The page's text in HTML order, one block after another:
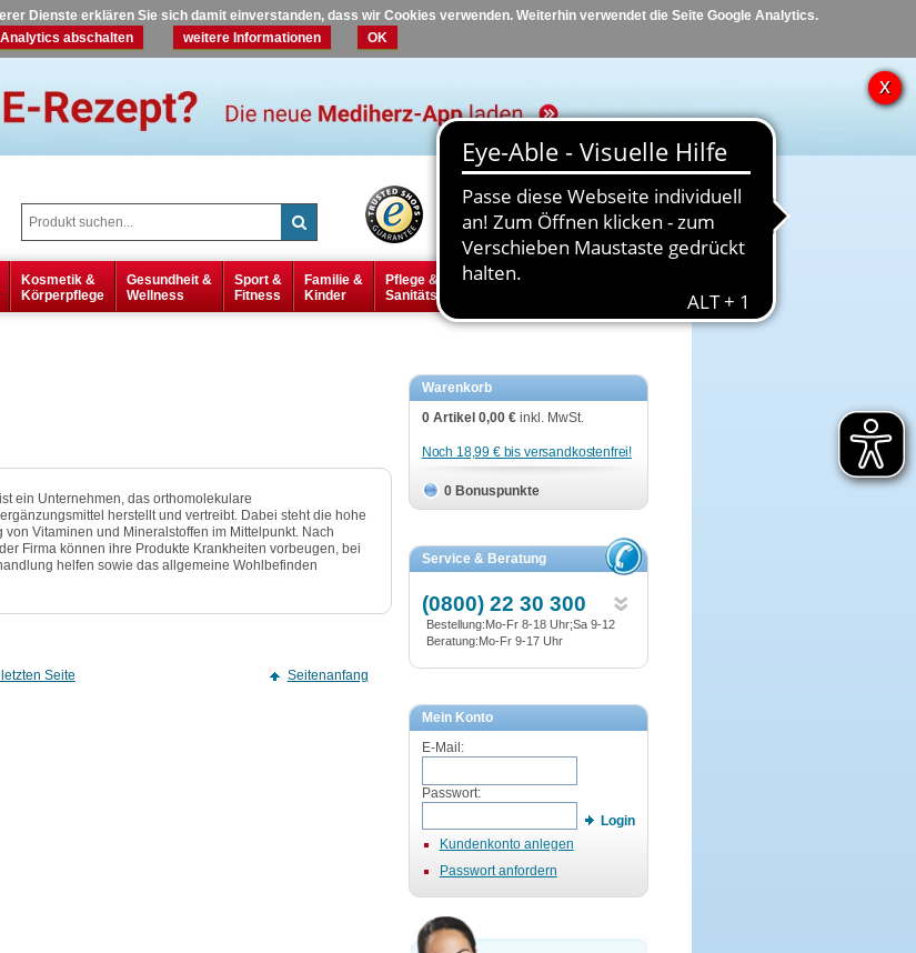
Dienste erklären Sie sich damit einverstanden, dass wir Cookies verwenden. Weiterhin verwendet die Seite Google Analytics.
abschalten
weitere Informationen OK
Hilfe Kontakt
Kosmetik &
Körperpflege
Gesundheit &
Wellness
Sport &
Fitness
Familie &
Kinder
Pflege &
Sanitätsbedarf
Diabetes
ein Unternehmen, das orthomolekulare
herstellt und vertreibt. Dabei steht die hohe
von Vitaminen und Mineralstoffen im Mittelpunkt. Nach
Firma können ihre Produkte Krankheiten vorbeugen, bei
helfen sowie das allgemeine Wohlbefinden
Seite Seitenanfang
Warenkorb
0 Artikel 0,00 € inkl. MwSt.
Noch 18,99 € bis versandkostenfrei!
0 Bonuspunkte
Service & Beratung
(0800) 22 30 300
Bestellung:Mo-Fr 8-18 Uhr;Sa 9-12
Beratung:Mo-Fr 9-17 Uhr
Mein Konto
E-Mail:
Passwort:
Login
Kundenkonto anlegen
Passwort anfordern